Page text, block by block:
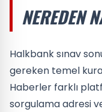
NEREDEN
Halkbank sınav
gereken temel
Haberler farklı
sorgulama adresi